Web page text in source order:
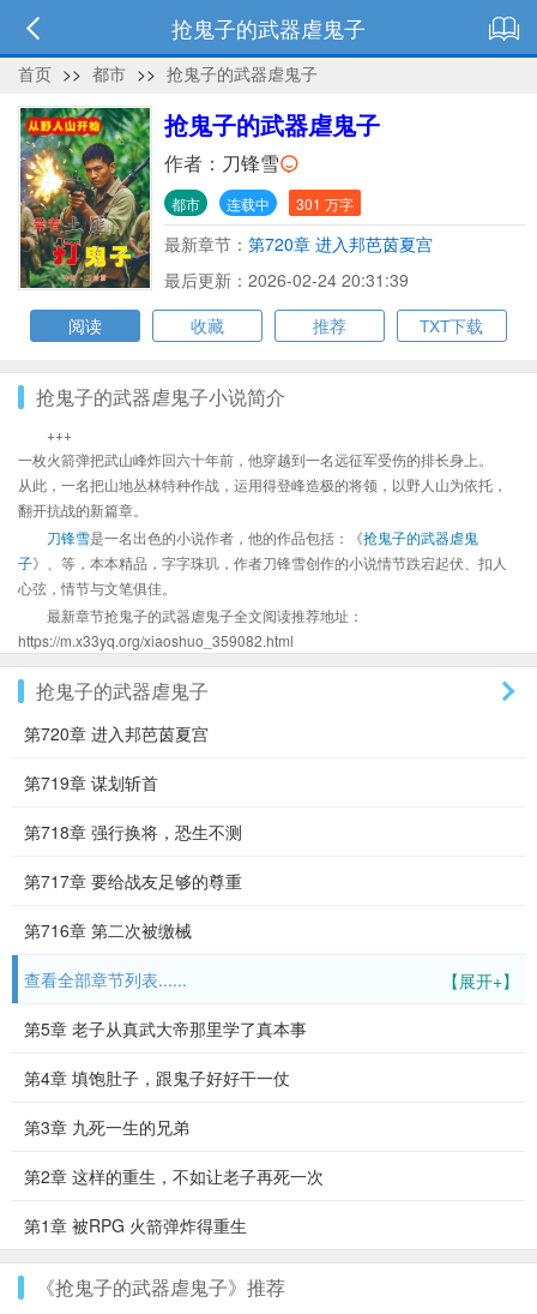
抢鬼子的武器虐鬼子
首页 >> 都市 >> 抢鬼子的武器虐鬼子
抢鬼子的武器虐鬼子
作者： 刀锋雪
都市 连载中 301 万字
最新章节： 第720章 进入邦芭茵夏宫
最后更新：2026-02-24 20:31:39
阅读
收藏 推荐 TXT下载
抢鬼子的武器虐鬼子小说简介
+++
一枚火箭弹把武山峰炸回六十年前，他穿越到一名远征军受伤的排长身上。
从此，一名把山地丛林特种作战，运用得登峰造极的将领，以野人山为依托，
翻开抗战的新篇章。
刀锋雪是一名出色的小说作者，他的作品包括：《抢鬼子的武器虐鬼
子》、等，本本精品，字字珠玑，作者刀锋雪创作的小说情节跌宕起伏、扣人
心弦，情节与文笔俱佳。
最新章节抢鬼子的武器虐鬼子全文阅读推荐地址：
https://m.x33yq.org/xiaoshuo_359082.html
抢鬼子的武器虐鬼子
第720章 进入邦芭茵夏宫
第719章 谋划斩首
第718章 强行换将，恐生不测
第717章 要给战友足够的尊重
第716章 第二次被缴械
【展开+】
查看全部章节列表......
第5章 老子从真武大帝那里学了真本事
第4章 填饱肚子，跟鬼子好好干一仗
第3章 九死一生的兄弟
第2章 这样的重生，不如让老子再死一次
第1章 被RPG 火箭弹炸得重生
《抢鬼子的武器虐鬼子》推荐